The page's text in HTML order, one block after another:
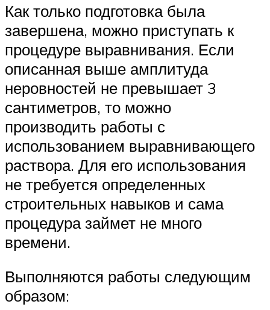
Как только подготовка была
завершена, можно приступать к
процедуре выравнивания. Если
описанная выше амплитуда
неровностей не превышает 3
сантиметров, то можно
производить работы с
использованием выравнивающего
раствора. Для его использования
не требуется определенных
строительных навыков и сама
процедура займет не много
времени.
Выполняются работы следующим
образом: